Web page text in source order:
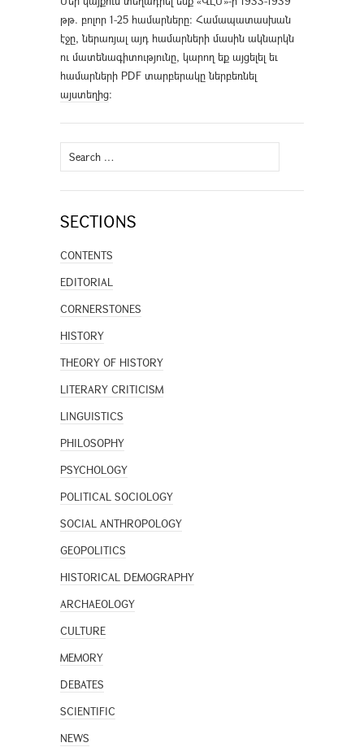
թթ. բոլոր 1-25 համարները։ Համապատասխան
էջը, ներառյալ այդ համարների մասին ակնարկն
ու մատենագիտությունը, կարող եք այցելել եւ
համարների PDF տարբերակը ներբեռնել
այստեղից։
Search
for:
SECTIONS
CONTENTS
EDITORIAL
CORNERSTONES
HISTORY
THEORY OF HISTORY
LITERARY CRITICISM
LINGUISTICS
PHILOSOPHY
PSYCHOLOGY
POLITICAL SOCIOLOGY
SOCIAL ANTHROPOLOGY
GEOPOLITICS
HISTORICAL DEMOGRAPHY
ARCHAEOLOGY
CULTURE
MEMORY
DEBATES
SCIENTIFIC
NEWS